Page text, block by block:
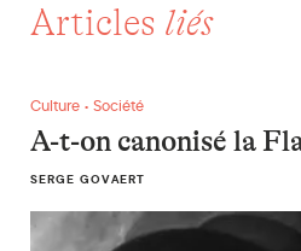
Articles liés
A-t-on canonisé la Flandre ?
Culture • Société
A-t-on canonisé la
SERGE GOVAERT